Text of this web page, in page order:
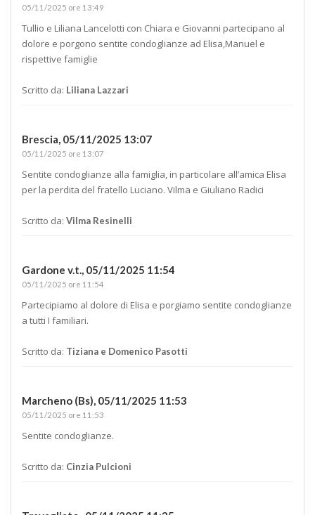
05/11/2025 ore 13:49
Tullio e Liliana Lancelotti con Chiara e Giovanni partecipano al
dolore e porgono sentite condoglianze ad Elisa,Manuel e
rispettive famiglie
Scritto da: Liliana Lazzari
Brescia, 05/11/2025 13:07
05/11/2025 ore 13:07
Sentite condoglianze alla famiglia, in particolare all’amica Elisa
per la perdita del fratello Luciano. Vilma e Giuliano Radici
Scritto da: Vilma Resinelli
Gardone v.t., 05/11/2025 11:54
05/11/2025 ore 11:54
Partecipiamo al dolore di Elisa e porgiamo sentite condoglianze
a tutti I familiari.
Scritto da: Tiziana e Domenico Pasotti
Marcheno (Bs), 05/11/2025 11:53
05/11/2025 ore 11:53
Sentite condoglianze.
Scritto da: Cinzia Pulcioni